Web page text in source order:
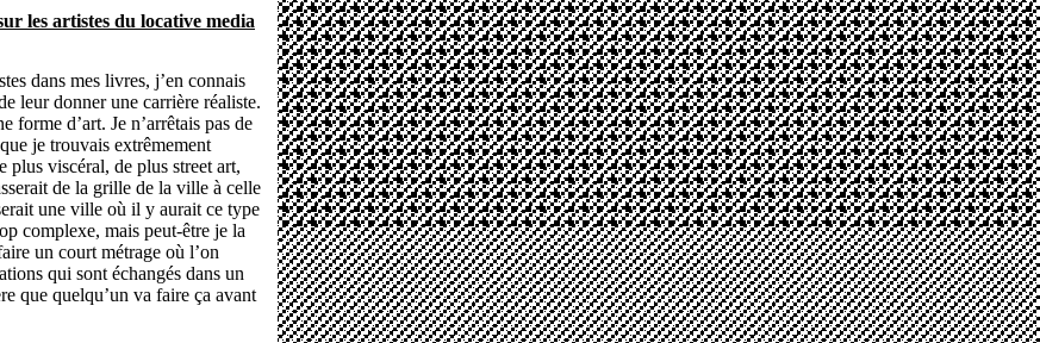
les artistes du locative media
dans mes livres, j’en connais
leur donner une carrière réaliste.
forme d’art. Je n’arrêtais pas de
je trouvais extrêmement
plus viscéral, de plus street art,
de la grille de la ville à celle
une ville où il y aurait ce type
complexe, mais peut-être je la
un court métrage où l’on
qui sont échangés dans un
que quelqu’un va faire ça avant